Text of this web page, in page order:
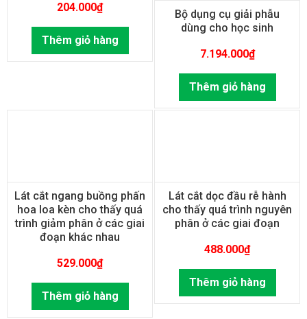
204.000₫
Thêm giỏ hàng
Bộ dụng cụ giải phẫu
dùng cho học sinh
7.194.000₫
Thêm giỏ hàng
Lát cắt ngang buồng phấn
hoa loa kèn cho thấy quá
trình giảm phân ở các giai
đoạn khác nhau
529.000₫
Thêm giỏ hàng
Lát cắt dọc đầu rễ hành
cho thấy quá trình nguyên
phân ở các giai đoạn
488.000₫
Thêm giỏ hàng